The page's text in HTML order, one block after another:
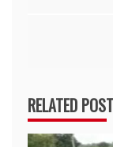
RELATED